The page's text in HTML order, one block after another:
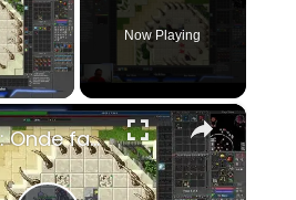
Video
Now Playing
×
RubinOT: Onde fazer a task de Dark Apprentice